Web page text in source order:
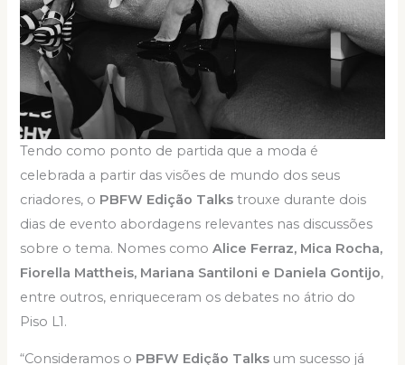
Tendo como ponto de partida que a moda é
celebrada a partir das visões de mundo dos seus
criadores, o PBFW Edição Talks trouxe durante dois
dias de evento abordagens relevantes nas discussões
sobre o tema. Nomes como Alice Ferraz, Mica Rocha,
Fiorella Mattheis, Mariana Santiloni e Daniela Gontijo,
entre outros, enriqueceram os debates no átrio do
Piso L1.
“Consideramos o PBFW Edição Talks um sucesso já